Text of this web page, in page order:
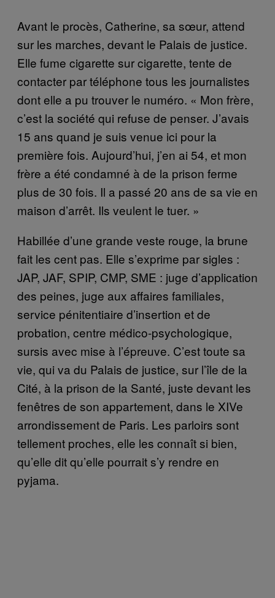
Avant le procès, Catherine, sa sœur, attend
sur les marches, devant le Palais de justice.
Elle fume cigarette sur cigarette, tente de
contacter par téléphone tous les journalistes
dont elle a pu trouver le numéro. « Mon frère,
c’est la société qui refuse de penser. J’avais
15 ans quand je suis venue ici pour la
première fois. Aujourd’hui, j’en ai 54, et mon
frère a été condamné à de la prison ferme
plus de 30 fois. Il a passé 20 ans de sa vie en
maison d’arrêt. Ils veulent le tuer. »
Habillée d’une grande veste rouge, la brune
fait les cent pas. Elle s’exprime par sigles :
JAP, JAF, SPIP, CMP, SME : juge d’application
des peines, juge aux affaires familiales,
service pénitentiaire d’insertion et de
probation, centre médico-psychologique,
sursis avec mise à l’épreuve. C’est toute sa
vie, qui va du Palais de justice, sur l’île de la
Cité, à la prison de la Santé, juste devant les
fenêtres de son appartement, dans le XIVe
arrondissement de Paris. Les parloirs sont
tellement proches, elle les connaît si bien,
qu’elle dit qu’elle pourrait s’y rendre en
pyjama.